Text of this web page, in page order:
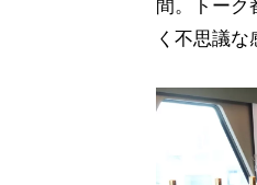
間。トーク
く不思議